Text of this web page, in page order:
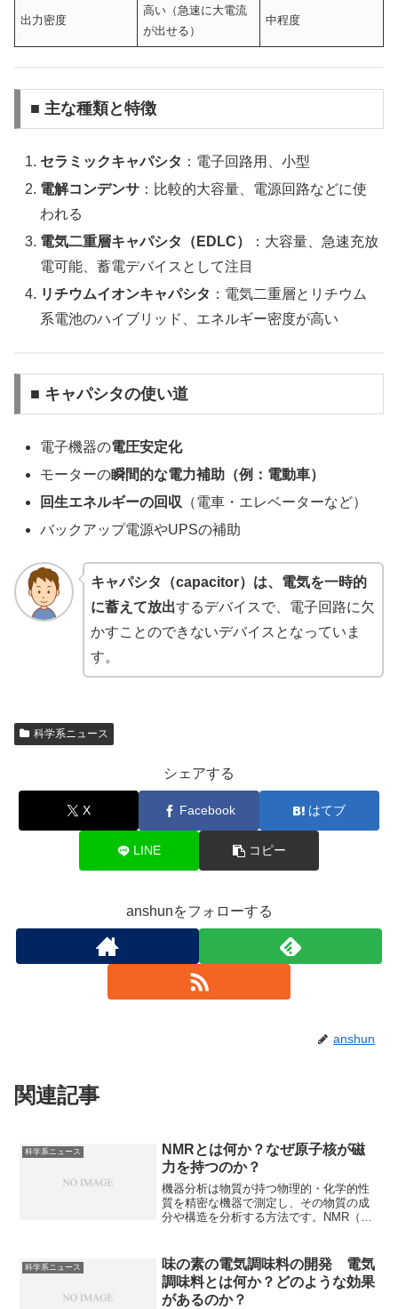
出力密度
高い（急速に大電流
が出せる）
中程度
■ 主な種類と特徴
セラミックキャパシタ ：電子回路用、小型
電解コンデンサ ：比較的大容量、電源回路などに使
われる
電気二重層キャパシタ（EDLC）
：大容量、急速充放
電可能、蓄電デバイスとして注目
リチウムイオンキャパシタ ：電気二重層とリチウム
系電池のハイブリッド、エネルギー密度が高い
■ キャパシタの使い道
電子機器の電圧安定化
モーターの瞬間的な電力補助（例：電動車）
回生エネルギーの回収
（電車・エレベーターなど）
バックアップ電源やUPSの補助
キャパシタ（capacitor） は、電気を一時的
に蓄えて放出するデバイスで、電子回路に欠
かすことのできないデバイスとなっていま
す。
科学系ニュース
シェアする
X Facebook はてブ
LINE コピー
anshunをフォローする
anshun
関連記事
科学系ニュース
NMRとは何か？なぜ原子核が磁
力を持つのか？
機器分析は物質が持つ物理的・化学的性
質を精密な機器で測定し、その物質の成
分や構造を分析する方法です。NMR（核
す。なぜ原子核が磁力を持つのかや磁力
を利用し、どのように構造を特定するの
かを知ることができます。
科学系ニュース
味の素の電気調味料の開発 電気
調味料とは何か？どのような効果
があるのか？